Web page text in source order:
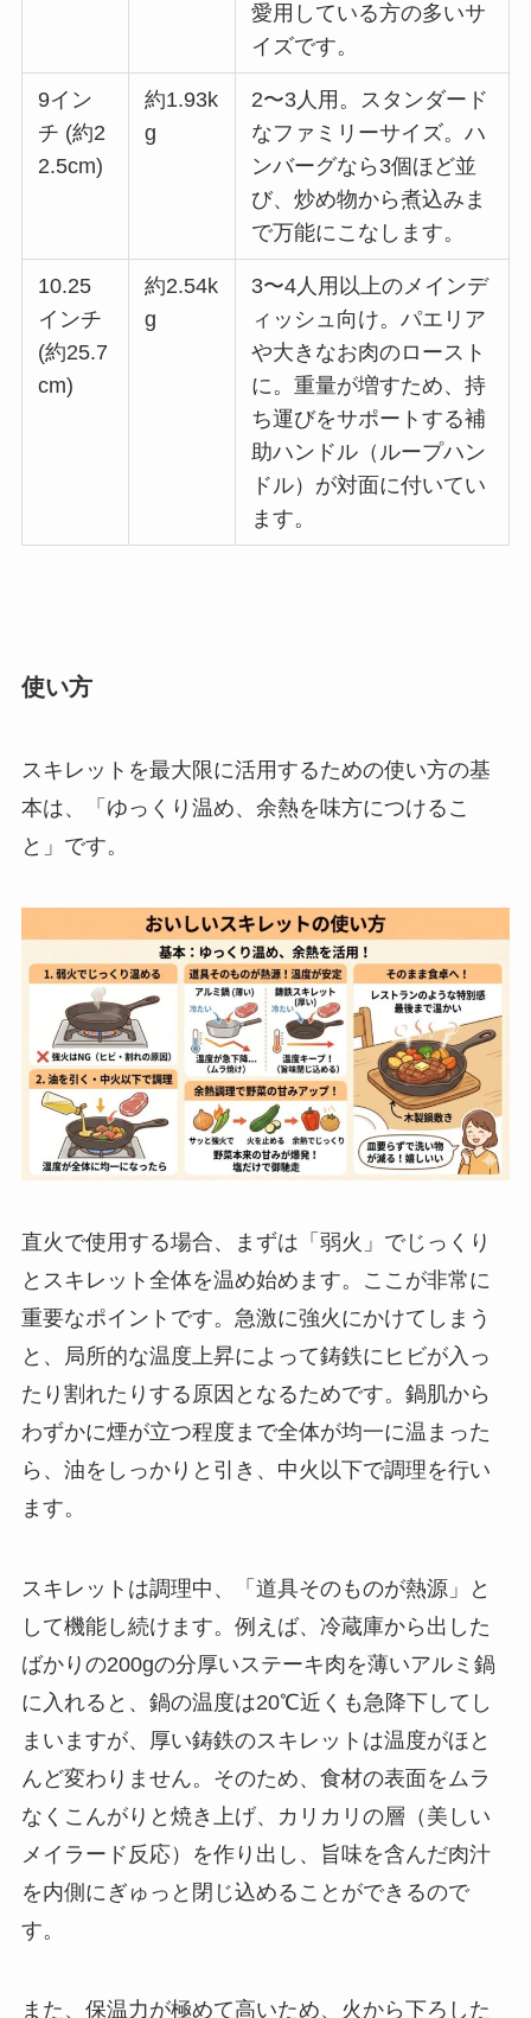
愛用している方の多いサ
イズです。
9イン
チ (約2
2.5cm)
約1.93k
g
2〜3人用。スタンダード
なファミリーサイズ。ハ
ンバーグなら3個ほど並
び、炒め物から煮込みま
で万能にこなします。
10.25
インチ
(約25.7
cm)
約2.54k
g
3〜4人用以上のメインデ
ィッシュ向け。パエリア
や大きなお肉のロースト
に。重量が増すため、持
ち運びをサポートする補
助ハンドル（ループハン
ドル）が対面に付いてい
ます。
使い方
スキレットを最大限に活用するための使い方の基
本は、「ゆっくり温め、余熱を味方につけるこ
と」です。
直火で使用する場合、まずは「弱火」でじっくり
とスキレット全体を温め始めます。ここが非常に
重要なポイントです。急激に強火にかけてしまう
と、局所的な温度上昇によって鋳鉄にヒビが入っ
たり割れたりする原因となるためです。鍋肌から
わずかに煙が立つ程度まで全体が均一に温まった
ら、油をしっかりと引き、中火以下で調理を行い
ます。
スキレットは調理中、「道具そのものが熱源」と
して機能し続けます。例えば、冷蔵庫から出した
ばかりの200gの分厚いステーキ肉を薄いアルミ鍋
に入れると、鍋の温度は20℃近くも急降下してし
まいますが、厚い鋳鉄のスキレットは温度がほと
んど変わりません。そのため、食材の表面をムラ
なくこんがりと焼き上げ、カリカリの層（美しい
メイラード反応）を作り出し、旨味を含んだ肉汁
を内側にぎゅっと閉じ込めることができるので
す。
また、保温力が極めて高いため、火から下ろした